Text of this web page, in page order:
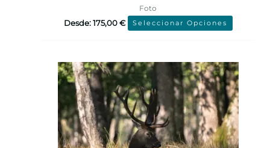
Foto
Desde:175,00€ Seleccionar Opciones